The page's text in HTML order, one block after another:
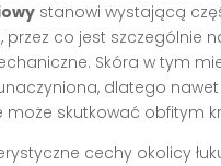
stanowi wystającą
przez co jest szczególnie
Skóra w tym
dlatego nawet
może skutkować obfitym
cechy okolicy